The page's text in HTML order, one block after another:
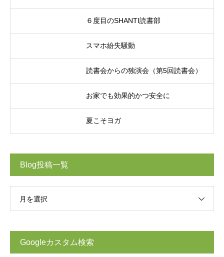
６度目のSHANTI読書部
スマホ紛失騒動
読書会からの独演会（第5回読書会）
お家でも効果的かつ安全に
夏こそヨガ
Blog投稿一覧
月を選択
Googleカスタム検索